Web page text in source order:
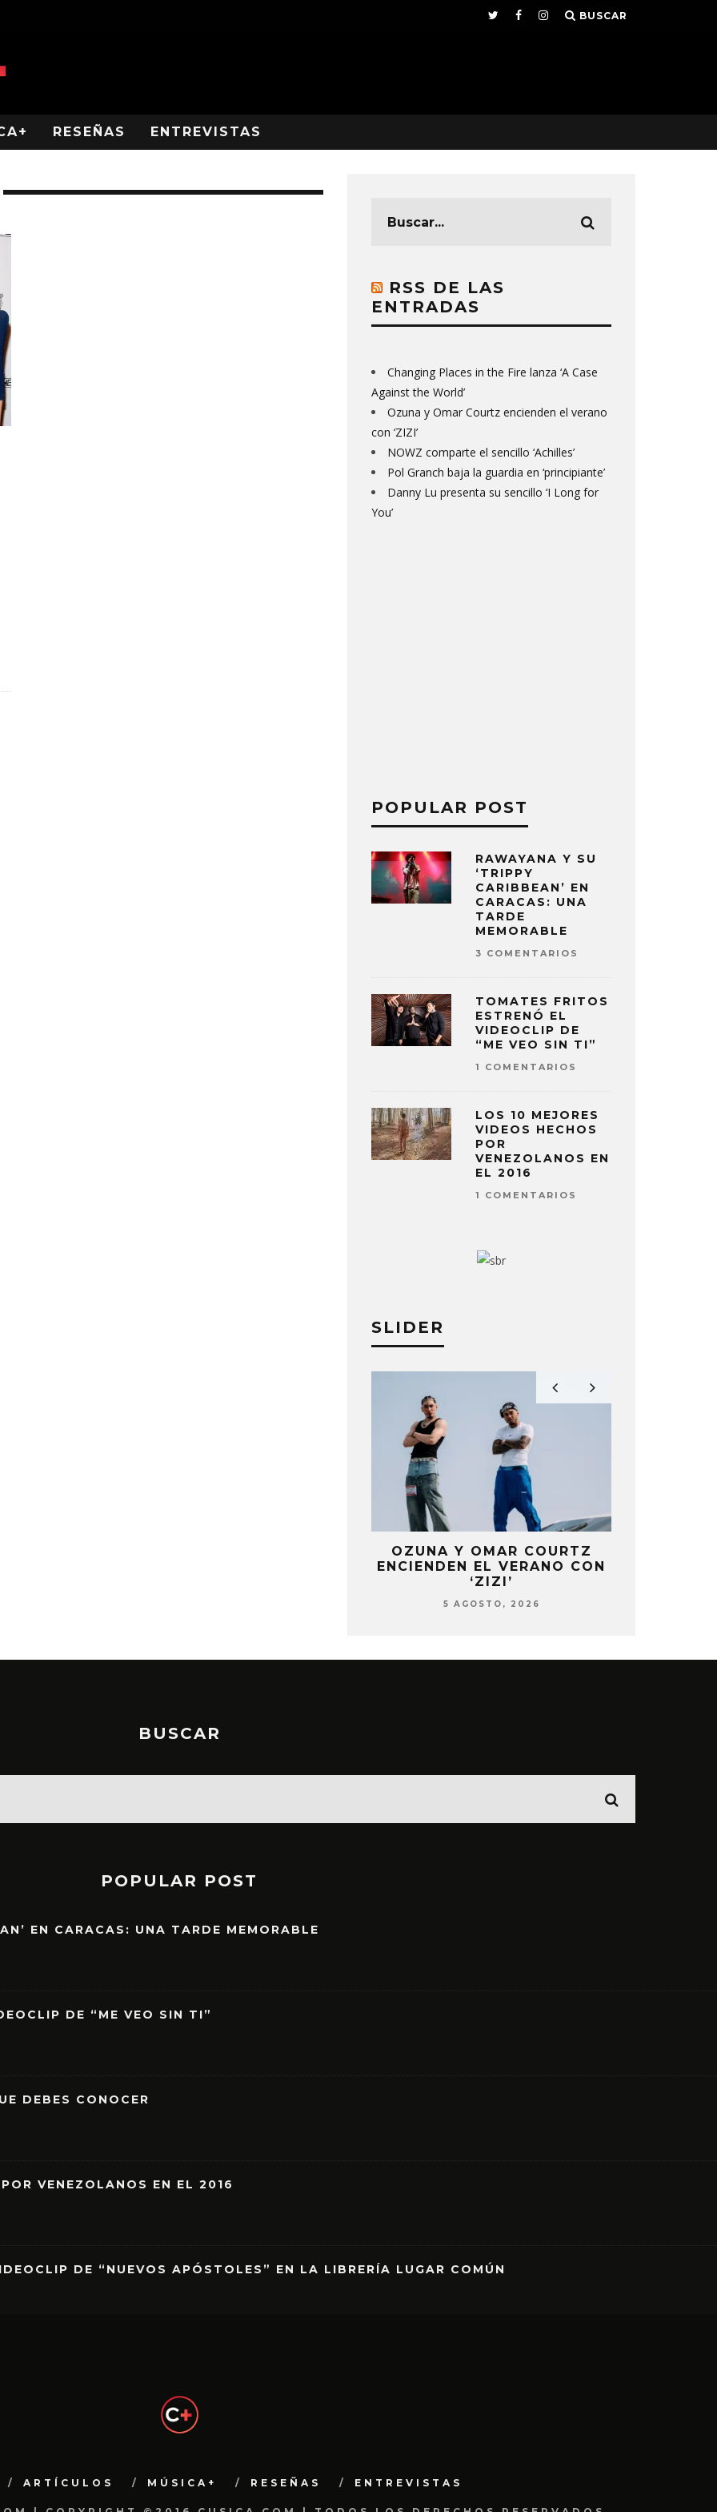
BUSCAR
RESEÑAS ENTREVISTAS
RSS DE LAS
ENTRADAS
Changing Places in the Fire lanza ‘A Case
Against the World’
Ozuna y Omar Courtz encienden el verano
con ‘ZIZI’
NOWZ comparte el sencillo ‘Achilles’
Pol Granch baja la guardia en ‘principiante’
Danny Lu presenta su sencillo ‘I Long for
You’
POPULAR POST
RAWAYANA Y SU
‘TRIPPY
CARIBBEAN’ EN
CARACAS: UNA
TARDE
MEMORABLE
3 COMENTARIOS
TOMATES FRITOS
ESTRENÓ EL
VIDEOCLIP DE
“ME VEO SIN TI”
1 COMENTARIOS
LOS 10 MEJORES
VIDEOS HECHOS
POR
VENEZOLANOS EN
EL 2016
1 COMENTARIOS
SLIDER
OZUNA Y OMAR COURTZ
ENCIENDEN EL VERANO CON
‘ZIZI’
5 AGOSTO, 2026
BUSCAR
POPULAR POST
EN CARACAS: UNA TARDE MEMORABLE
DE “ME VEO SIN TI”
DEBES CONOCER
VENEZOLANOS EN EL 2016
DE “NUEVOS APÓSTOLES” EN LA LIBRERÍA LUGAR COMÚN
ARTÍCULOS MÚSICA+ RESEÑAS ENTREVISTAS